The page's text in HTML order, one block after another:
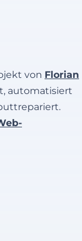
von Florian
automatisiert